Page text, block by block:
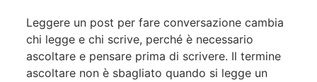
Leggere un post per fare conversazione cambia
chi legge e chi scrive, perché è necessario
ascoltare e pensare prima di scrivere. Il termine
ascoltare non è sbagliato quando si legge un